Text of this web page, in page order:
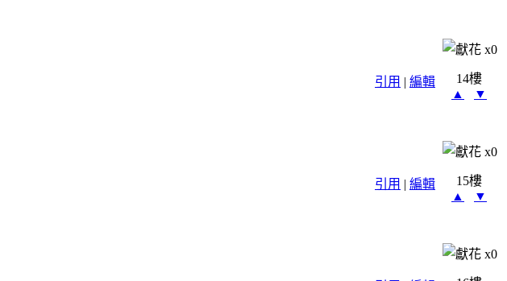
x0
引用 | 編輯
14樓
▲
▼
x0
引用 | 編輯
15樓
▲
▼
x0